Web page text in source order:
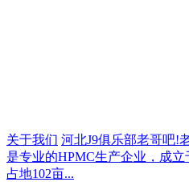
关于我们 河北J9俱乐部老哥吧!
是专业的HPMC生产企业，成立
占地102亩...